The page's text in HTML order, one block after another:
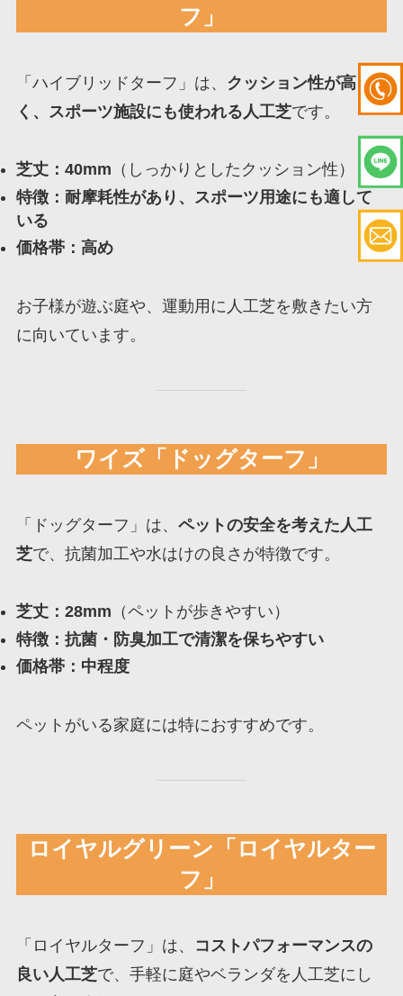
フ」
「ハイブリッドターフ」は、 クッション性が高
く、スポーツ施設にも使われる人工芝です。
芝丈：40mm （しっかりとしたクッション性）
特徴：耐摩耗性があり、スポーツ用途にも適して
いる
価格帯：高め
お子様が遊ぶ庭や、運動用に人工芝を敷きたい方
に向いています。
ワイズ「ドッグターフ」
「ドッグターフ」は、 ペットの安全を考えた人工
芝で、抗菌加工や水はけの良さが特徴です。
芝丈：28mm （ペットが歩きやすい）
特徴：抗菌・防臭加工で清潔を保ちやすい
価格帯：中程度
ペットがいる家庭には特におすすめです。
ロイヤルグリーン「ロイヤルター
フ」
「ロイヤルターフ」は、
コストパフォーマンスの
良い人工芝で、手軽に庭やベランダを人工芝にし